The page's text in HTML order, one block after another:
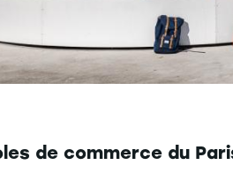
de commerce du